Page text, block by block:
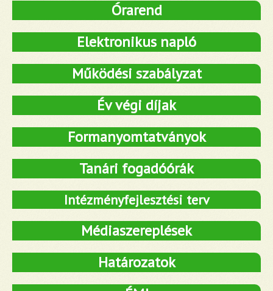
Órarend
Elektronikus napló
Működési szabályzat
Év végi díjak
Formanyomtatványok
Tanári fogadóórák
Intézményfejlesztési terv
Médiaszereplések
Határozatok